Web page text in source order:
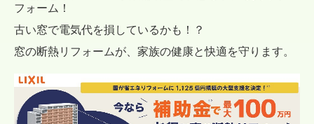
フォーム！
古い窓で電気代を損しているかも！？
窓の断熱リフォームが、家族の健康と快適を守ります。